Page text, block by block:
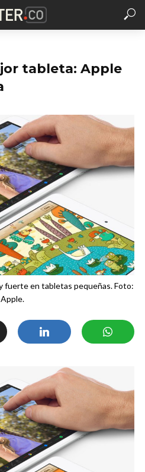
tableta: Apple
fuerte en tabletas pequeñas. Foto:
Apple.